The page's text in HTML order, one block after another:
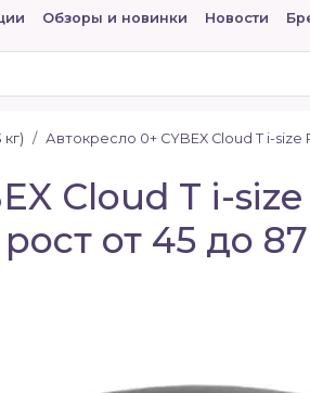
Обзоры и новинки Новости
кг) Автокресло 0+ CYBEX Cloud T i-size
Cloud T i-
от 45 до